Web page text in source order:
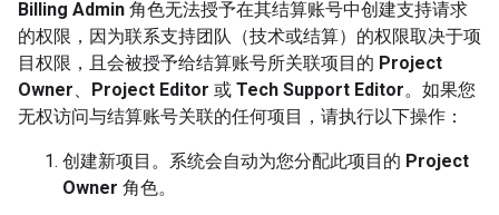
Billing Admin 角色无法授予在其结算账号中创建支持请求
的权限，因为联系支持团队（技术或结算）的权限取决于项
目权限，且会被授予给结算账号所关联项目的 Project
Owner
Project Editor 或 Tech Support Editor。如果您
无权访问与结算账号关联的任何项目，请执行以下操作：
创建新项目。系统会自动为您分配此项目的 Project
Owner 角色。